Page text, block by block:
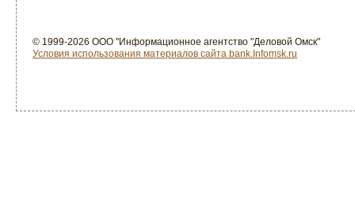
© 1999-2026 ООО "Информационное агентство "Деловой Омск"
Условия использования материалов сайта bank.Infomsk.ru